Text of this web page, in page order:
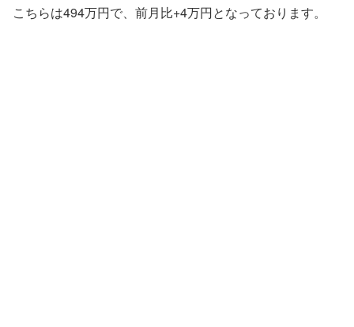
こちらは494万円で、前月比+4万円となっております。